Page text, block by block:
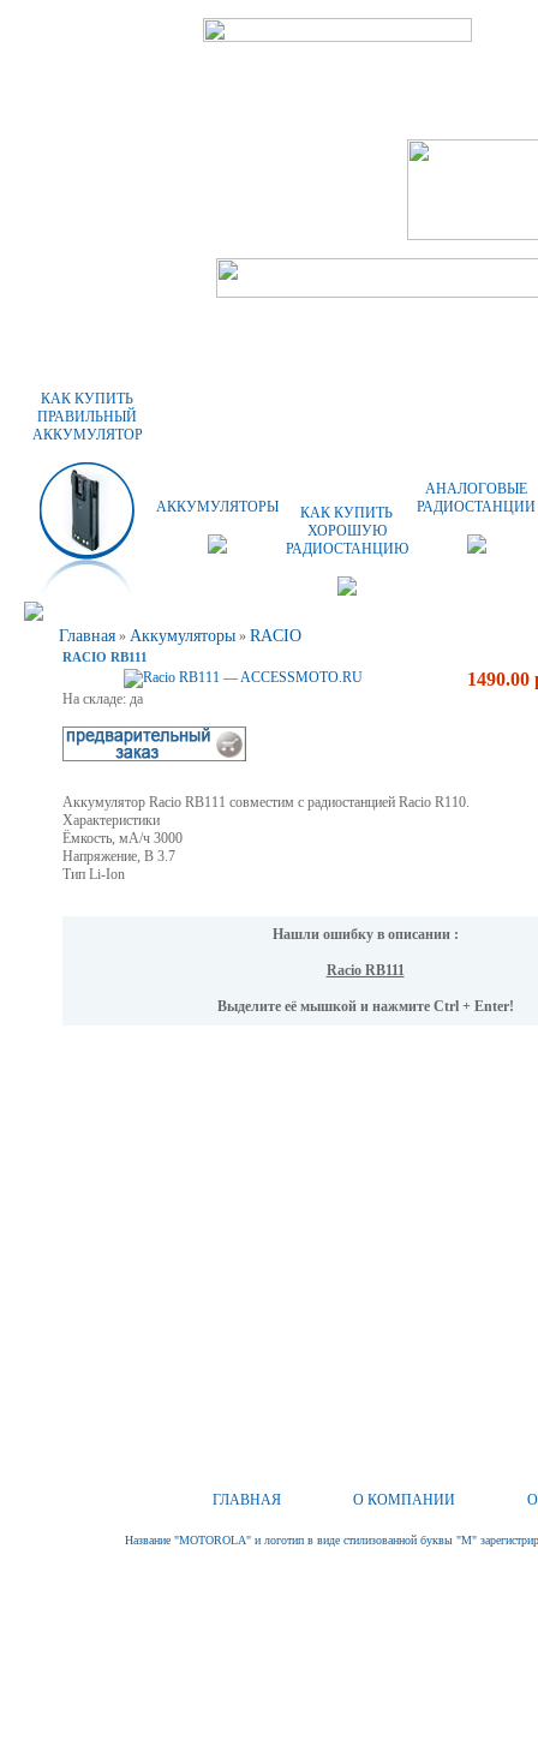
КАК КУПИТЬ
ПРАВИЛЬНЫЙ
АККУМУЛЯТОР
АККУМУЛЯТОРЫ
КАК КУПИТЬ
ХОРОШУЮ
РАДИОСТАНЦИЮ
АНАЛОГОВЫЕ
РАДИОСТАНЦИИ
Главная » Аккумуляторы » RACIO
RACIO RB111
1490.00
На складе: да
Аккумулятор Racio RB111 совместим с радиостанцией Racio R110.
Характеристики
Ёмкость, мА/ч 3000
Напряжение, В 3.7
Тип Li-Ion
Нашли ошибку в описании :
Racio RB111
Выделите её мышкой и нажмите Ctrl + Enter!
ГЛАВНАЯ О КОМПАНИИ
Название "MOTOROLA" и логотип в виде стилизованной буквы "M"